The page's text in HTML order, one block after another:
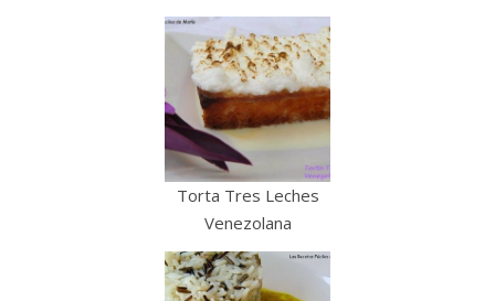
Torta Tres Leches
Venezolana